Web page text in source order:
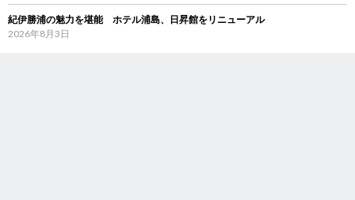
紀伊勝浦の魅力を堪能 ホテル浦島、日昇館をリニューアル
2026年8月3日